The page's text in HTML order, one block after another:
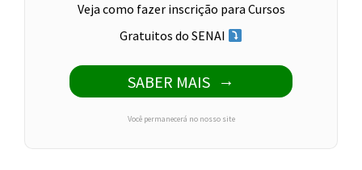
Veja como fazer inscrição para Cursos
Gratuitos do SENAI
SABER MAIS
Você permanecerá no nosso site